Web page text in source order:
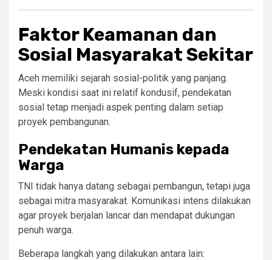
Faktor Keamanan dan
Sosial Masyarakat Sekitar
Aceh memiliki sejarah sosial-politik yang panjang.
Meski kondisi saat ini relatif kondusif, pendekatan
sosial tetap menjadi aspek penting dalam setiap
proyek pembangunan.
Pendekatan Humanis kepada
Warga
TNI tidak hanya datang sebagai pembangun, tetapi juga
sebagai mitra masyarakat. Komunikasi intens dilakukan
agar proyek berjalan lancar dan mendapat dukungan
penuh warga.
Beberapa langkah yang dilakukan antara lain: